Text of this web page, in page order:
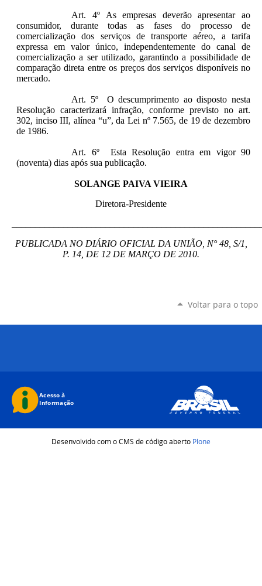
Art. 4º As empresas deverão apresentar ao
consumidor, durante todas as fases do processo de
comercialização dos serviços de transporte aéreo, a tarifa
expressa em valor único, independentemente do canal de
comercialização a ser utilizado, garantindo a possibilidade de
comparação direta entre os preços dos serviços disponíveis no
mercado.
Art. 5º O descumprimento ao disposto nesta
Resolução caracterizará infração, conforme previsto no art.
302, inciso III, alínea “u”, da Lei nº 7.565, de 19 de dezembro
de 1986.
Art. 6º Esta Resolução entra em vigor 90
(noventa) dias após sua publicação.
SOLANGE PAIVA VIEIRA
Diretora-Presidente
PUBLICADA NO DIÁRIO OFICIAL DA UNIÃO, N° 48, S/1,
P. 14, DE 12 DE MARÇO DE 2010.
Voltar para o topo
Desenvolvido com o CMS de código aberto Plone